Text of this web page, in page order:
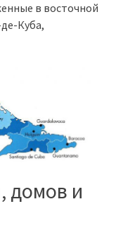
в восточной
Куба,
домов и